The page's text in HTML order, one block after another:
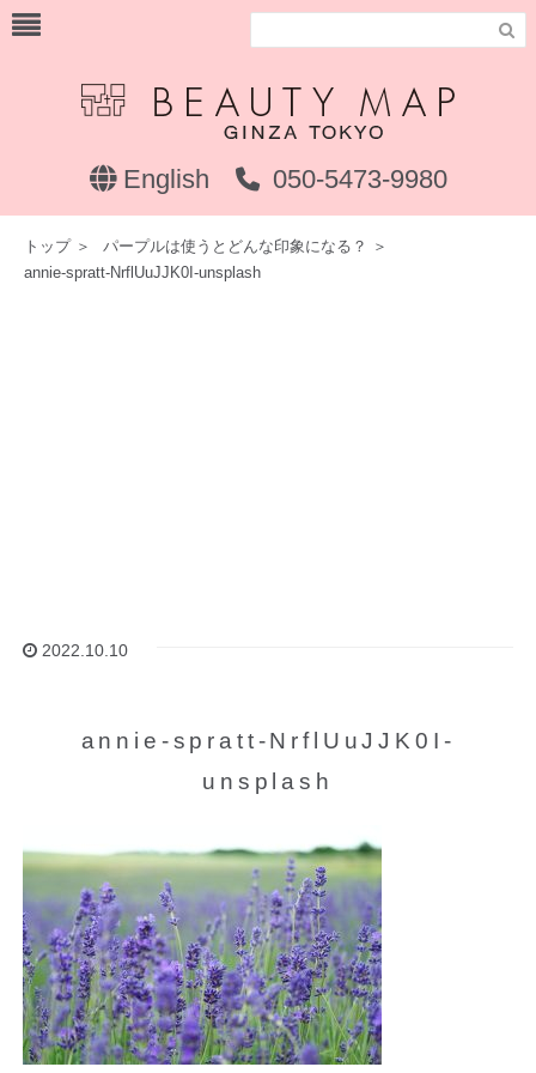

English 050-5473-9980
トップ＞ パープルは使うとどんな印象になる？
＞
annie-spratt-NrflUuJJK0I-unsplash
2022.10.10
annie-spratt-NrflUuJJK0I-
unsplash